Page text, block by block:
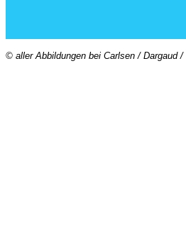
© aller Abbildungen bei Carlsen / Dargaud